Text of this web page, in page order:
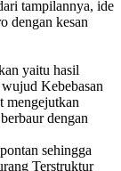
tampilannya, ide
dengan kesan
yaitu hasil
Kebebasan
mengejutkan
dengan
sehingga
Terstruktur